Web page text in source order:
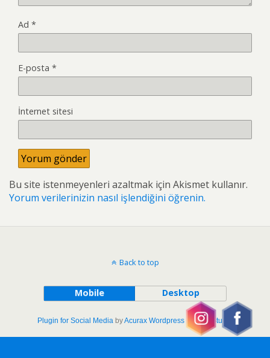
Ad *
E-posta *
İnternet sitesi
Bu site istenmeyenleri azaltmak için Akismet kullanır.
Yorum verilerinizin nasıl işlendiğini öğrenin.
Back to top
Mobile Desktop
Plugin for Social Media byAcurax Wordpress Design Studio